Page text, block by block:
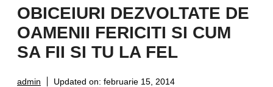
OBICEIURI DEZVOLTATE DE
OAMENII FERICITI SI CUM
SA FII SI TU LA FEL
admin Updated on: februarie 15, 2014